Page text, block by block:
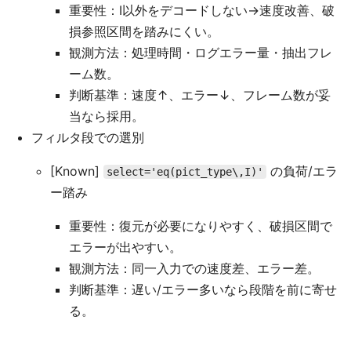
重要性：I以外をデコードしない→速度改善、破
損参照区間を踏みにくい。
観測方法：処理時間・ログエラー量・抽出フレ
ーム数。
判断基準：速度↑、エラー↓、フレーム数が妥
当なら採用。
フィルタ段での選別
[Known] select='eq(pict_type\,I)'
の負荷/エラ
ー踏み
重要性：復元が必要になりやすく、破損区間で
エラーが出やすい。
観測方法：同一入力での速度差、エラー差。
判断基準：遅い/エラー多いなら段階を前に寄せ
る。